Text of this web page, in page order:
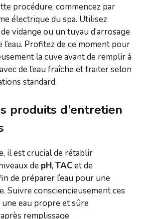
procédure, commencez par
électrique du spa. Utilisez
vidange ou un tuyau d’arrosage
Profitez de ce moment pour
la cuve avant de remplir à
de l’eau fraîche et traiter selon
standard.
produits d’entretien
il est crucial de rétablir
de pH, TACet de
de préparer l’eau pour une
Suivre consciencieusement ces
une eau propre et sûre
remplissage.